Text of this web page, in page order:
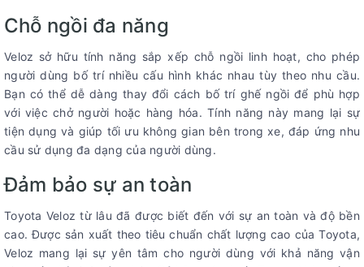
Chỗ ngồi đa năng
Veloz sở hữu tính năng sắp xếp chỗ ngồi linh hoạt, cho phép
người dùng bố trí nhiều cấu hình khác nhau tùy theo nhu cầu.
Bạn có thể dễ dàng thay đổi cách bố trí ghế ngồi để phù hợp
với việc chở người hoặc hàng hóa. Tính năng này mang lại sự
tiện dụng và giúp tối ưu không gian bên trong xe, đáp ứng nhu
cầu sử dụng đa dạng của người dùng.
Đảm bảo sự an toàn
Toyota Veloz từ lâu đã được biết đến với sự an toàn và độ bền
cao. Được sản xuất theo tiêu chuẩn chất lượng cao của Toyota,
Veloz mang lại sự yên tâm cho người dùng với khả năng vận